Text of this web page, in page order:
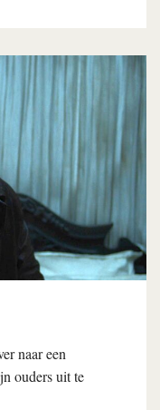
naar een
ouders uit te